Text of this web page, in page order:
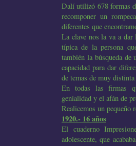
Dalí utilizó 678 formas
recomponer un
diferentes que
La clave nos la va a
típica de la persona
también la búsqueda de
capacidad para dar
de temas de muy distinta
En todas las firmas
genialidad y el afán de
Realicemos un
1920.- 16 años
El cuaderno
adolescente, que